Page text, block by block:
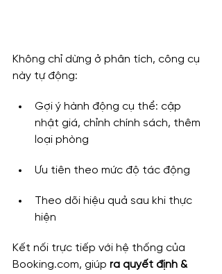
Không chỉ dừng ở phân tích, công cụ
này tự động:
Gợi ý hành động cụ thể: cập
nhật giá, chỉnh chính sách, thêm
loại phòng
Ưu tiên theo mức độ tác động
Theo dõi hiệu quả sau khi thực
hiện
Kết nối trực tiếp với hệ thống của
Booking.com, giúp ra quyết định &